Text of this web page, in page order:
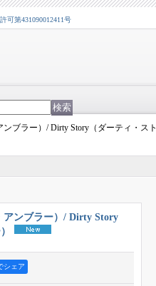
可第431090012411号
ンブラー）/ Dirty Story（ダーティ・スト
アンブラー）/ Dirty Story
シェア